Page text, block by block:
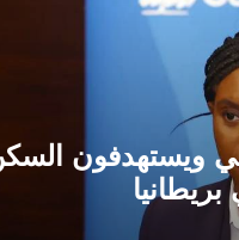
يسرب وثائق